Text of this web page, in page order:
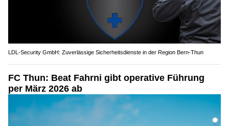
LDL-Security GmbH: Zuverlässige Sicherheitsdienste in der Region Bern-Thun
FC Thun: Beat Fahrni gibt operative Führung
per März 2026 ab